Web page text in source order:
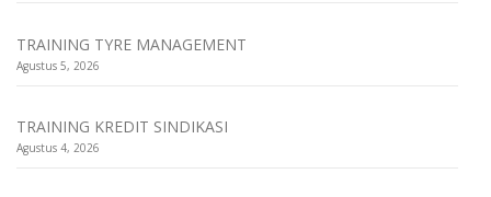
TRAINING TYRE MANAGEMENT
Agustus 5, 2026
TRAINING KREDIT SINDIKASI
Agustus 4, 2026